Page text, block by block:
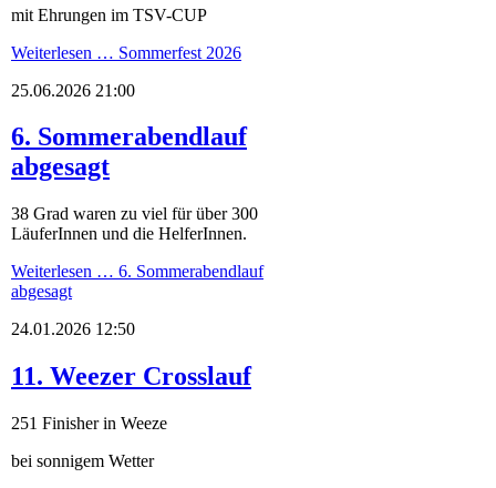
mit Ehrungen im TSV-CUP
Weiterlesen … Sommerfest 2026
25.06.2026 21:00
6. Sommerabendlauf
abgesagt
38 Grad waren zu viel für über 300
LäuferInnen und die HelferInnen.
Weiterlesen … 6. Sommerabendlauf
abgesagt
24.01.2026 12:50
11. Weezer Crosslauf
251 Finisher in Weeze
bei sonnigem Wetter